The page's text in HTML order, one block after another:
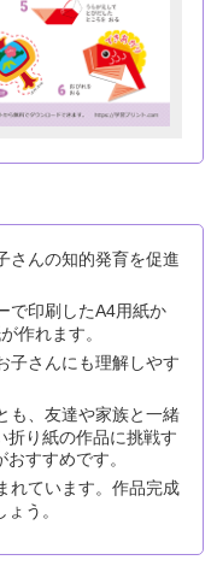
さんの知的発育を促進
で印刷したA4用紙か
作れます。
子さんにも理解しやす
も、友達や家族と一緒
折り紙の作品に挑戦す
すすめです。
れています。作品完成
う。